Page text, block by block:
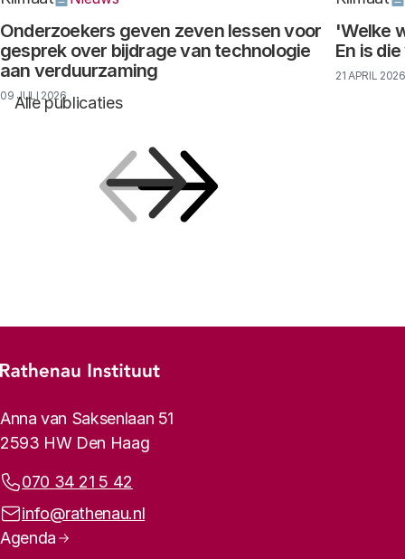
Alle publicaties
Onderzoekers geven zeven lessen voor
gesprek over bijdrage van technologie
aan verduurzaming
09 JULI 2026
'Welke
En is
21 APRIL 2026
Footer-menu
Rathenau logo, naar de homepage
Contactinformatie
Anna van Saksenlaan 51
2593 HW Den Haag
Telefoonnummer:
070 34 21 5 42
E-mailadres:
info@rathenau.nl
Paginanavigatie
Agenda